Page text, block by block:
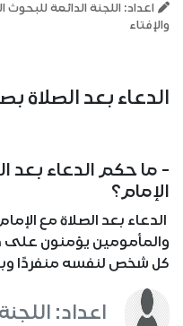
اعداد: اللجنة الدائمة للبحوث
والإفتاء
الدعاء بعد
- ما حكم الدعاء
الإمام؟
الدعاء بعد الصلاة مع
والمأمومين يؤمنون على
كل شخص لنفسه منفردًا
اعداد: